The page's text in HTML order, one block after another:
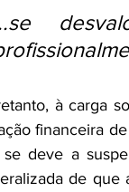
à carga
financeira
se deve a
de que